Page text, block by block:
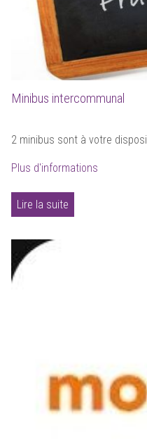
Minibus intercommunal
2 minibus sont à votre
Plus d'informations
Lire la suite